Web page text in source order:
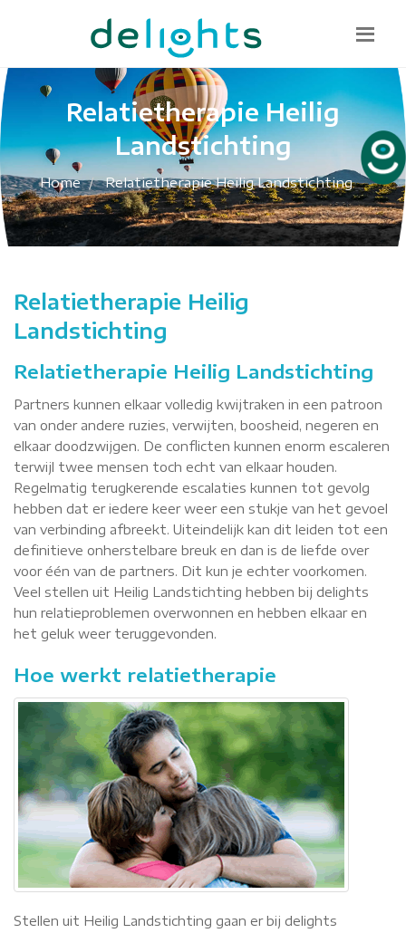
085 130 1482
info@delights.nu
Relatietherapie Heilig
Landstichting
Home Relatietherapie Heilig Landstichting
Relatietherapie Heilig
Landstichting
Relatietherapie Heilig Landstichting
Partners kunnen elkaar volledig kwijtraken in een patroon
van onder andere ruzies, verwijten, boosheid, negeren en
elkaar doodzwijgen. De conflicten kunnen enorm escaleren
terwijl twee mensen toch echt van elkaar houden.
Regelmatig terugkerende escalaties kunnen tot gevolg
hebben dat er iedere keer weer een stukje van het gevoel
van verbinding afbreekt. Uiteindelijk kan dit leiden tot een
definitieve onherstelbare breuk en dan is de liefde over
voor één van de partners. Dit kun je echter voorkomen.
Veel stellen uit Heilig Landstichting hebben bij delights
hun relatieproblemen overwonnen en hebben elkaar en
het geluk weer teruggevonden.
Hoe werkt relatietherapie
Stellen uit Heilig Landstichting gaan er bij delights